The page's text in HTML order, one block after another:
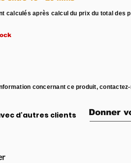
calculés après calcul du prix du total des
concernant ce produit,
d'autres clients Donner